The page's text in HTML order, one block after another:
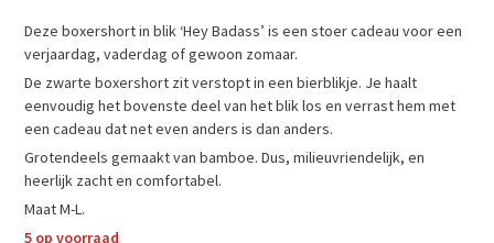
Deze boxershort in blik ‘Hey Badass’ is een stoer cadeau voor een
verjaardag, vaderdag of gewoon zomaar.
De zwarte boxershort zit verstopt in een bierblikje. Je haalt
eenvoudig het bovenste deel van het blik los en verrast hem met
een cadeau dat net even anders is dan anders.
Grotendeels gemaakt van bamboe. Dus, milieuvriendelijk, en
heerlijk zacht en comfortabel.
Maat M-L.
5 op voorraad